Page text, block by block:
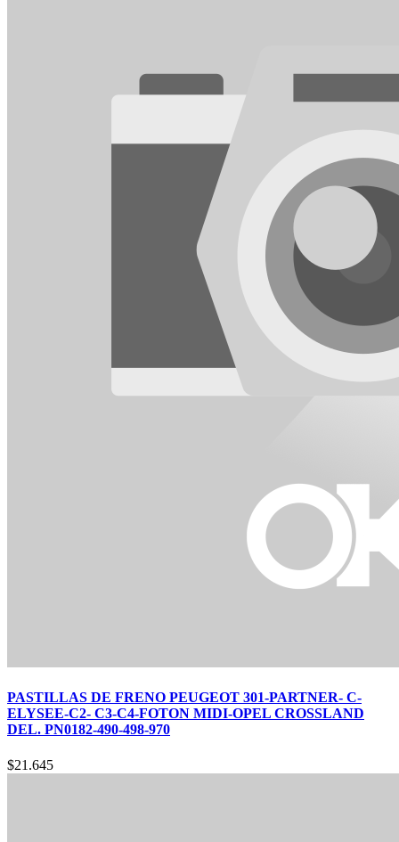
PASTILLAS DE FRENO PEUGEOT 301-PARTNER- C-
ELYSEE-C2- C3-C4-FOTON MIDI-OPEL CROSSLAND
DEL. PN0182-490-498-970
$21.645